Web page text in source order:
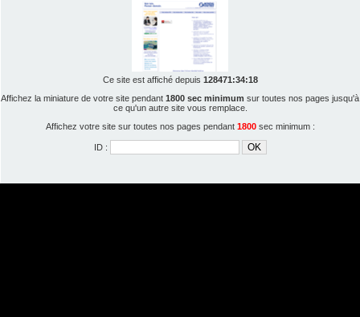
Ce site est affiché depuis 128471:34:18
Affichez la miniature de votre site pendant 1800 sec minimum sur toutes nos pages jusqu'à
ce qu'un autre site vous remplace.
Affichez votre site sur toutes nos pages pendant 1800sec minimum :
ID :